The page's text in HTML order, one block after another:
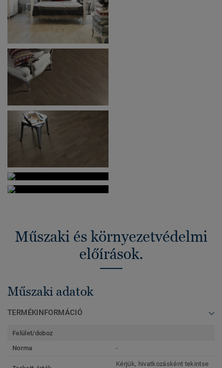
Műszaki és környezetvédelmi
előírások.
Műszaki adatok
TERMÉKINFORMÁCIÓ
Felület/doboz
Norma
-
Kérjük, hivatkozásként tekintse